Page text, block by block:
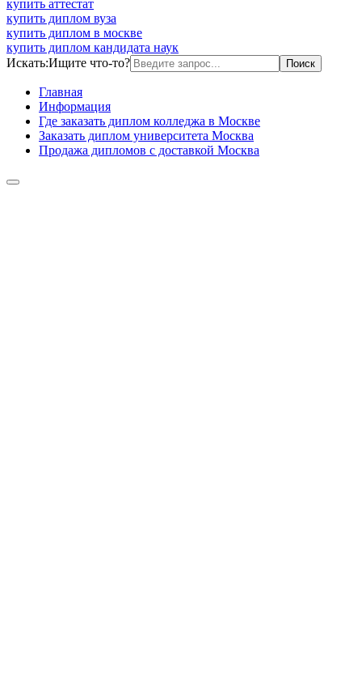
купить аттестат
купить диплом вуза
купить диплом в москве
купить диплом кандидата наук
Искать:Ищите что-то?
Главная
Информация
Где заказать диплом колледжа в Москве
Заказать диплом университета Москва
Продажа дипломов с доставкой Москва